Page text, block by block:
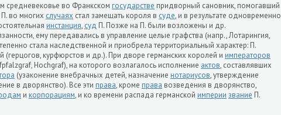
средневековье во Франкском государстве придворный сановник, помогавший
во многих случаях стал замещать короля в суде, и в результате одновременно
инстанция, суд П. Позже на П. были возложены и др.
ему передавались в управление целые графства (напр., Лотарингия,
стала наследственной и приобрела территориальный характер: П.
(герцогов, курфюрстов и др.). При дворе германских королей и императоров
Hochgraf), на которого возлагалось исполнение актов, составлявших
(узаконение внебрачных детей, назначение нотариусов, утверждение
в дворянство). Все эти права, кроме права возведения в дворянство,
и корпорациям, и ко времени распада германской империи звание П.